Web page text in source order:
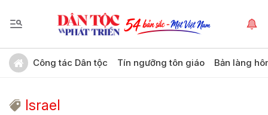
Công tác Dân tộc Tín ngưỡng tôn giáo Bản làng
Israel